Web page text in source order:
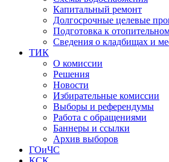
Капитальный ремонт
Долгосрочные целевые
Подготовка к
Сведения о кладбищах и
ТИК
О комиссии
Решения
Новости
Избирательные комиссии
Выборы и референдумы
Работа с обращениями
Баннеры и ссылки
Архив выборов
ГОиЧС